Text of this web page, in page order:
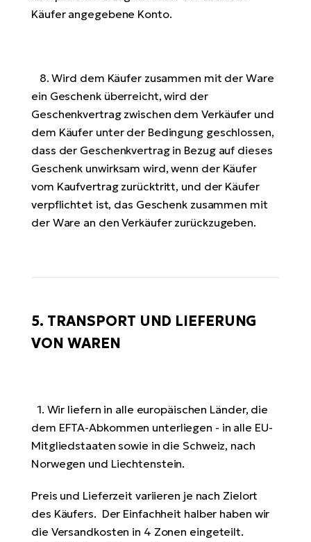
Käufer angegebene Konto.
8. Wird dem Käufer zusammen mit der Ware
ein Geschenk überreicht, wird der
Geschenkvertrag zwischen dem Verkäufer und
dem Käufer unter der Bedingung geschlossen,
dass der Geschenkvertrag in Bezug auf dieses
Geschenk unwirksam wird, wenn der Käufer
vom Kaufvertrag zurücktritt, und der Käufer
verpflichtet ist, das Geschenk zusammen mit
der Ware an den Verkäufer zurückzugeben.
5. TRANSPORT UND LIEFERUNG
VON WAREN
1. Wir liefern in alle europäischen Länder, die
dem EFTA-Abkommen unterliegen - in alle EU-
Mitgliedstaaten sowie in die Schweiz, nach
Norwegen und Liechtenstein.
Preis und Lieferzeit variieren je nach Zielort
des Käufers. Der Einfachheit halber haben wir
die Versandkosten in 4 Zonen eingeteilt.